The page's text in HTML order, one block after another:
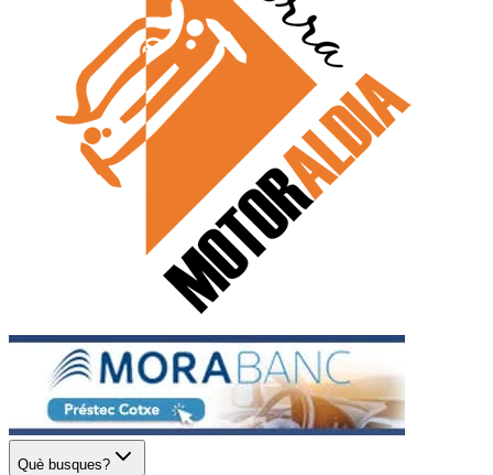
Què busques?